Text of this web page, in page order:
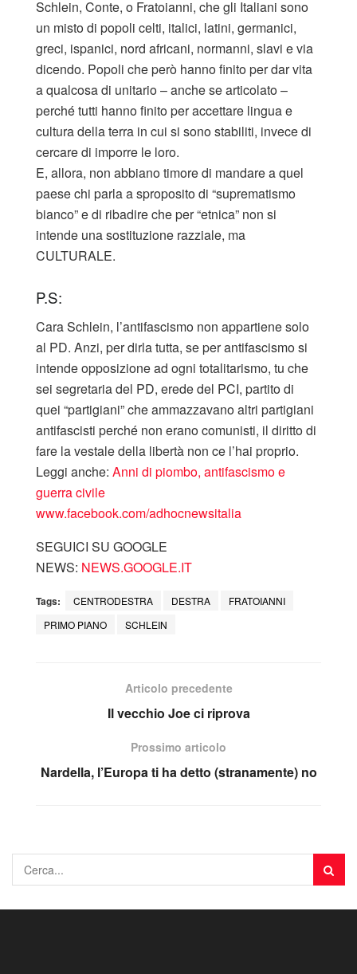
Schlein, Conte, o Fratoianni, che gli Italiani sono
un misto di popoli celti, italici, latini, germanici,
greci, ispanici, nord africani, normanni, slavi e via
dicendo. Popoli che però hanno finito per dar vita
a qualcosa di unitario – anche se articolato –
perché tutti hanno finito per accettare lingua e
cultura della terra in cui si sono stabiliti, invece di
cercare di imporre le loro.
E, allora, non abbiano timore di mandare a quel
paese chi parla a sproposito di “suprematismo
bianco” e di ribadire che per “etnica” non si
intende una sostituzione razziale, ma
CULTURALE.
P.S:
Cara Schlein, l’antifascismo non appartiene solo
al PD. Anzi, per dirla tutta, se per antifascismo si
intende opposizione ad ogni totalitarismo, tu che
sei segretaria del PD, erede del PCI, partito di
quei “partigiani” che ammazzavano altri partigiani
antifascisti perché non erano comunisti, il diritto di
fare la vestale della libertà non ce l’hai proprio.
Leggi anche: Anni di piombo, antifascismo e
guerra civile
www.facebook.com/adhocnewsitalia
SEGUICI SU GOOGLE
NEWS: NEWS.GOOGLE.IT
Tags: CENTRODESTRA DESTRA
FRATOIANNI
PRIMO PIANO
SCHLEIN
Articolo precedente
Il vecchio Joe ci riprova
Prossimo articolo
Nardella, l’Europa ti ha detto (stranamente) no